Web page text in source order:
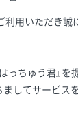
利用いただき誠
っちゅう君』を
ましてサービス